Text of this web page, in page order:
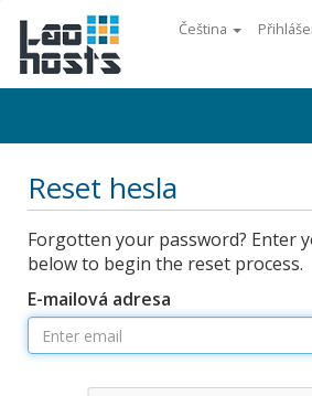
Čeština
Reset hesla
Forgotten your password? Enter
below to begin the reset process.
E-mailová adresa